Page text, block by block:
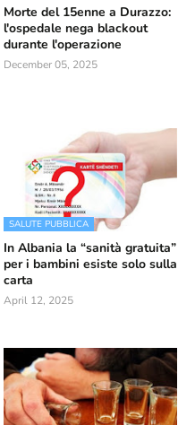
Morte del 15enne a Durazzo:
l'ospedale nega blackout
durante l'operazione
December 05, 2025
SALUTE PUBBLICA
In Albania la “sanità gratuita”
per i bambini esiste solo sulla
carta
April 12, 2025